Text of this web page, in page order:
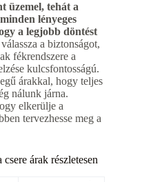
üzemel, tehát a
lényeges
a legjobb döntést
a biztonságot,
fékrendszere a
kulcsfontosságú.
árakkal, hogy teljes
nálunk járna.
elkerülje a
tervezhesse meg a
árak részletesen